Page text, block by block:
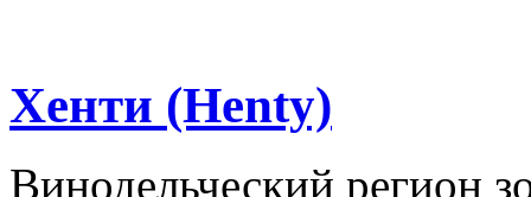
Хенти (Henty)
Винодельческий регион